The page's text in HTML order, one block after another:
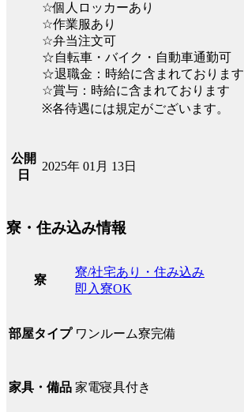
☆個人ロッカーあり
☆作業服あり
☆弁当注文可
☆自転車・バイク・自動車通勤可
☆退職金：時給に含まれております
☆賞与：時給に含まれております
※各待遇には規定がございます。
公開
日
2025年 01月 13日
寮・住み込み情報
寮
寮/社宅あり・住み込み
即入寮OK
部屋タイプ ワンルーム寮完備
家具・備品 家電寝具付き